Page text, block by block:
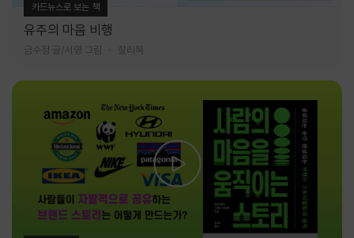
카드뉴스로 보는 책
유주의 마음 비행
금수정 글/서영 그림 찰리북